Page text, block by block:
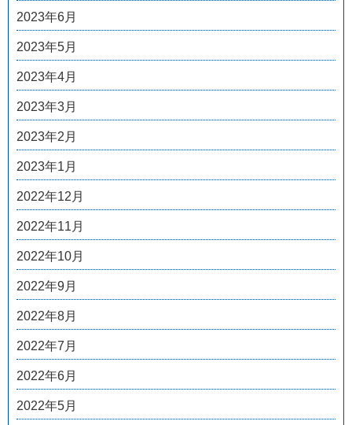
2023年6月
2023年5月
2023年4月
2023年3月
2023年2月
2023年1月
2022年12月
2022年11月
2022年10月
2022年9月
2022年8月
2022年7月
2022年6月
2022年5月